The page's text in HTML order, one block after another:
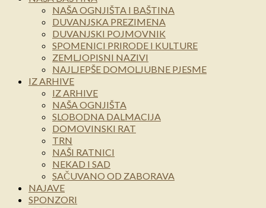
NAŠA OGNJIŠTA I BAŠTINA
DUVANJSKA PREZIMENA
DUVANJSKI POJMOVNIK
SPOMENICI PRIRODE I KULTURE
ZEMLJOPISNI NAZIVI
NAJLJEPŠE DOMOLJUBNE PJESME
IZ ARHIVE
IZ ARHIVE
NAŠA OGNJIŠTA
SLOBODNA DALMACIJA
DOMOVINSKI RAT
TRN
NAŠI RATNICI
NEKAD I SAD
SAČUVANO OD ZABORAVA
NAJAVE
SPONZORI